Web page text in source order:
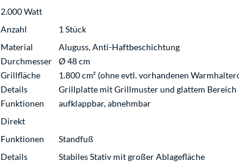
2.000 Watt
Anzahl
1 Stück
Material
Aluguss, Anti-Haftbeschichtung
Durchmesser
Ø 48 cm
Grillfläche
1.800 cm² (ohne evtl. vorhandenen
Details
Grillplatte mit Grillmuster und glattem Bereich
Funktionen
aufklappbar, abnehmbar
Direkt
Funktionen
Standfuß
Details
Stabiles Stativ mit großer Ablagefläche